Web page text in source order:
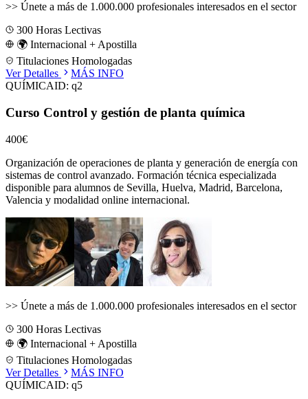
>> Únete a más de 1.000.000 profesionales interesados en el sector
300 Horas Lectivas
🌍 Internacional + Apostilla
Titulaciones Homologadas
Ver Detalles
MÁS INFO
QUÍMICAID: q2
Curso Control y gestión de planta química
400€
Organización de operaciones de planta y generación de energía con
sistemas de control avanzado. Formación técnica especializada
disponible para alumnos de Sevilla, Huelva, Madrid, Barcelona,
Valencia y modalidad online internacional.
>> Únete a más de 1.000.000 profesionales interesados en el sector
300 Horas Lectivas
🌍 Internacional + Apostilla
Titulaciones Homologadas
Ver Detalles
MÁS INFO
QUÍMICAID: q5